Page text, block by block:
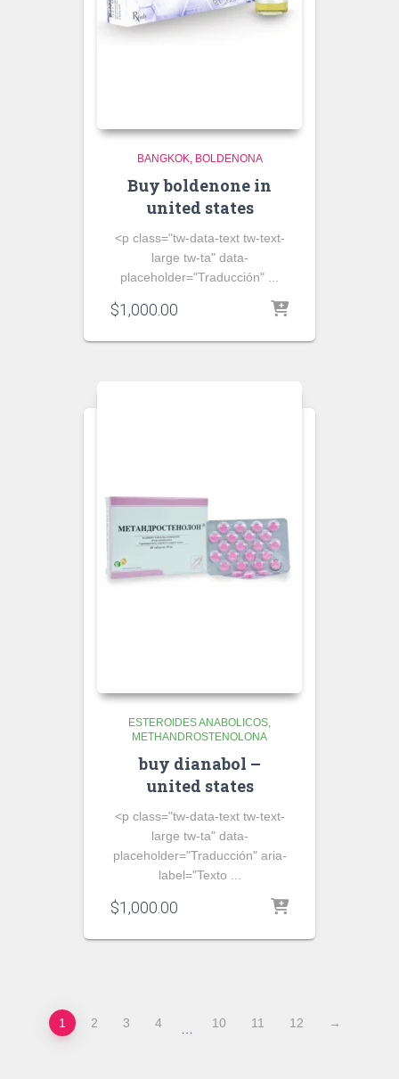
BANGKOK BOLDENONA
Buy boldenone in
united states
<p class="tw-data-text tw-text-
large tw-ta" data-
placeholder="Traducción" ...
$1,000.00
ESTEROIDES ANABOLICOS
METHANDROSTENOLONA
buy dianabol –
united states
<p class="tw-data-text tw-text-
large tw-ta" data-
placeholder="Traducción" aria-
label="Texto ...
$1,000.00
1 2 3 4 10 11 12 →